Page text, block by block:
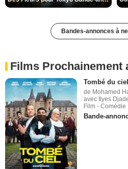
Bandes-annonces à
Films Prochainement
Tombé du ciel
de Mohamed
avec Ilyes
Film - Comédie
Bande-